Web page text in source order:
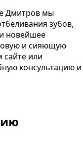
Дмитров мы
зубов,
новейшее
и сияющую
сайте или
консультацию и